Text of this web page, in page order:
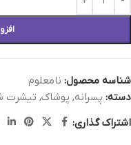
شناسه محصول: نامعلوم
دسته: پسرانه, پوشاک, تیشرت
اشتراک گذاری: